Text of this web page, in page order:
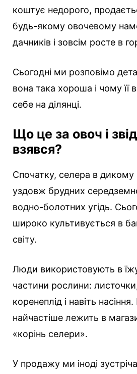
коштує недорого,
будь-якому овочевому
дачників і зовсім росте в
Сьогодні ми розповімо
вона така хороша і чому її
себе на ділянці.
Що це за овоч і
взявся?
Спочатку, селера в дикому
уздовж брудних
водно-болотних угідь.
широко культивується в
світу.
Люди використовують в
частини рослини:
коренеплід і навіть
найчастіше лежить в
«корінь селери».
У продажу ми іноді